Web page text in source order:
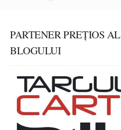
PARTENER PREȚIOS AL
BLOGULUI